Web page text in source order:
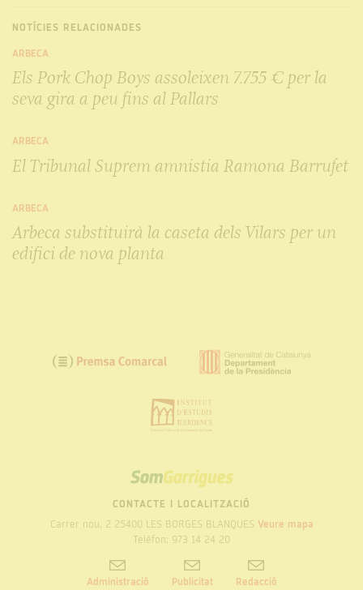
NOTÍCIES RELACIONADES
ARBECA
Els Pork Chop Boys assoleixen 7.755 € per la
seva gira a peu fins al Pallars
ARBECA
El Tribunal Suprem amnistia Ramona Barrufet
ARBECA
Arbeca substituirà la caseta dels Vilars per un
edifici de nova planta
SOM
GARRIGUES
CONTACTE I LOCALITZACIÓ
Carrer nou, 2 25400 LES BORGES BLANQUES Veure mapa
Telèfon: 973 14 24 20
Administració Publicitat Redacció